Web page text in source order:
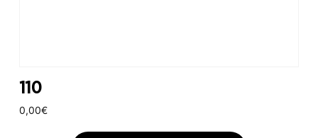
110
0,00€